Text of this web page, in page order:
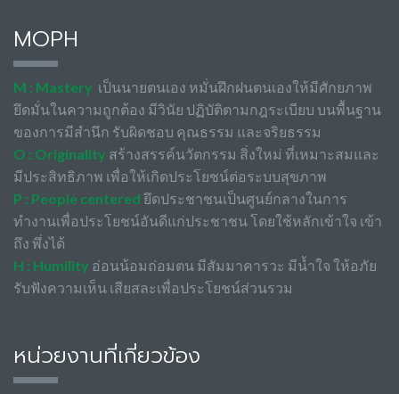
MOPH
M : Mastery เป็นนายตนเอง หมั่นฝึกฝนตนเองให้มีศักยภาพ
ยึดมั่นในความถูกต้อง มีวินัย ปฏิบัติตามกฎระเบียบ บนพื้นฐาน
ของการมีสำนึก รับผิดชอบ คุณธรรม และจริยธรรม
O : Originality สร้างสรรค์นวัตกรรม สิ่งใหม่ ที่เหมาะสมและ
มีประสิทธิภาพ เพื่อให้เกิดประโยชน์ต่อระบบสุขภาพ
P : People centered ยึดประชาชนเป็นศูนย์กลางในการ
ทำงานเพื่อประโยชน์อันดีแก่ประชาชน โดยใช้หลักเข้าใจ เข้า
ถึง พึ่งได้
H : Humility อ่อนน้อมถ่อมตน มีสัมมาคารวะ มีน้ำใจ ให้อภัย
รับฟังความเห็น เสียสละเพื่อประโยชน์ส่วนรวม
หน่วยงานที่เกี่ยวข้อง